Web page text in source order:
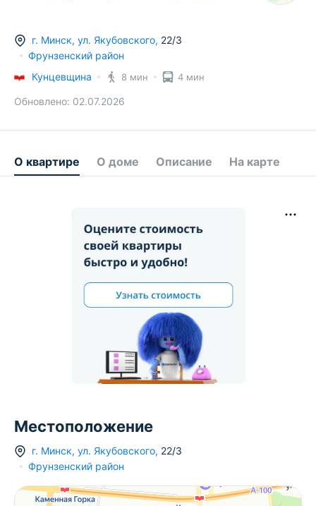
г. Минск, ул. Якубовского, 22/3
Фрунзенский район
Кунцевщина
8 мин 4 мин
Обновлено: 02.07.2026
О квартире О доме Описание На карте
Местоположение
г. Минск, ул. Якубовского, 22/3
Фрунзенский район